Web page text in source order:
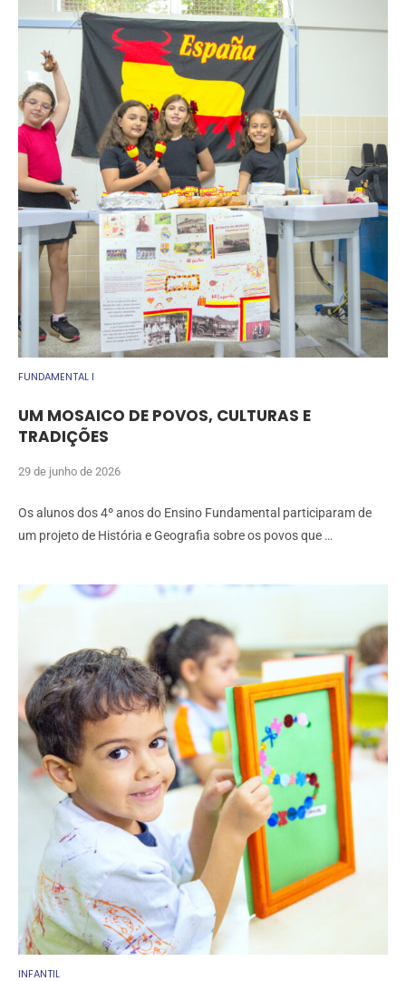
FUNDAMENTAL I
UM MOSAICO DE POVOS, CULTURAS E
TRADIÇÕES
29 de junho de 2026
Os alunos dos 4º anos do Ensino Fundamental participaram de
um projeto de História e Geografia sobre os povos que …
INFANTIL